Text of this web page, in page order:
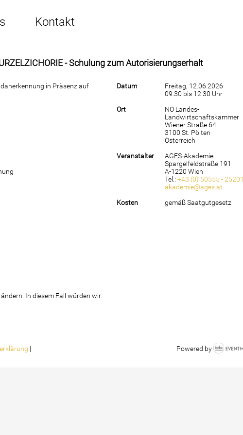
Kontakt
- Schulung zum Autorisierungserhalt
in Präsenz auf
In diesem Fall würden wir
Datum
Freitag, 12.06.2026
09:30 bis 12:30 Uhr
Ort
NÖ Landes-
Landwirtschaftskammer
Wiener Straße 64
3100 St. Pölten
Österreich
Veranstalter
AGES-Akademie
Spargelfeldstraße 191
A-1220 Wien
Tel.: +43 (0) 50555 - 25201
akademie@ages.at
Kosten
gemäß Saatgutgesetz
|
Powered by